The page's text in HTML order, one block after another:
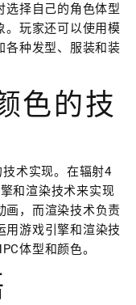
选择自己的角色体型
。玩家还可以使用模
各种发型、服装和装
色的技
术实现。在辐射4
和渲染技术来实现
画，而渲染技术负责
用游戏引擎和渲染技
体型和颜色。